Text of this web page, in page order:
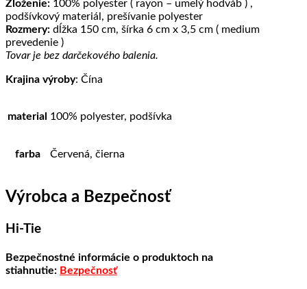
Zloženie: 100% polyester ( rayon – umelý hodváb ) ,
podšívkový materiál, prešívanie polyester
Rozmery: dĺžka 150 cm, šírka 6 cm x 3,5 cm ( medium
prevedenie )
Tovar je bez darčekového balenia.
Krajina výroby: Čína
material 100% polyester, podšívka
farba Červená, čierna
Výrobca a Bezpečnosť
Hi-Tie
Bezpečnostné informácie o produktoch na
stiahnutie: Bezpečnosť